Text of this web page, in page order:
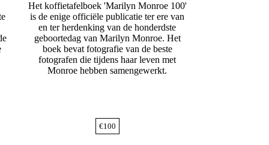
Het koffietafelboek 'Marilyn Monroe 100'
is de enige officiële publicatie ter ere van
en ter herdenking van de honderdste
geboortedag van Marilyn Monroe. Het
boek bevat fotografie van de beste
fotografen die tijdens haar leven met
Monroe hebben samengewerkt.
€100